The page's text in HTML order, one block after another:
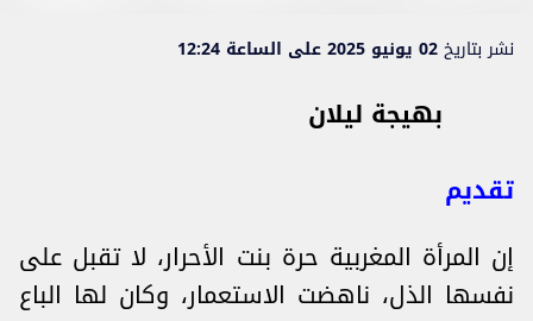
نشر بتاريخ02 يونيو 2025 على الساعة 12:24
بهيجة ليلان
تقديم
إن المرأة المغربية حرة بنت الأحرار، لا تقبل على
نفسها الذل، ناهضت الاستعمار، وكان لها الباع